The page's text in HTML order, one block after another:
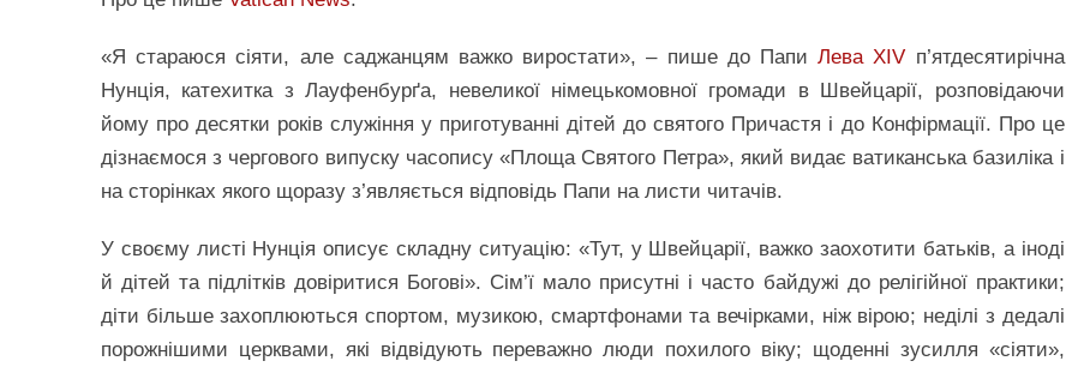
«Я стараюся сіяти, але саджанцям важко виростати», – пише до ПапиЛева XIV п’ятдесятирічна
Нунція, катехитка з Лауфенбурґа, невеликої німецькомовної громади в Швейцарії, розповідаючи
йому про десятки років служіння у приготуванні дітей до святого Причастя і до Конфірмації. Про це
дізнаємося з чергового випуску часопису «Площа Святого Петра», який видає ватиканська базиліка і
на сторінках якого щоразу з’являється відповідь Папи на листи читачів.
У своєму листі Нунція описує складну ситуацію: «Тут, у Швейцарії, важко заохотити батьків, а іноді
й дітей та підлітків довіритися Богові». Сім’ї мало присутні і часто байдужі до релігійної практики;
діти більше захоплюються спортом, музикою, смартфонами та вечірками, ніж вірою; неділі з дедалі
порожнішими церквами, які відвідують переважно люди похилого віку; щоденні зусилля «сіяти»,